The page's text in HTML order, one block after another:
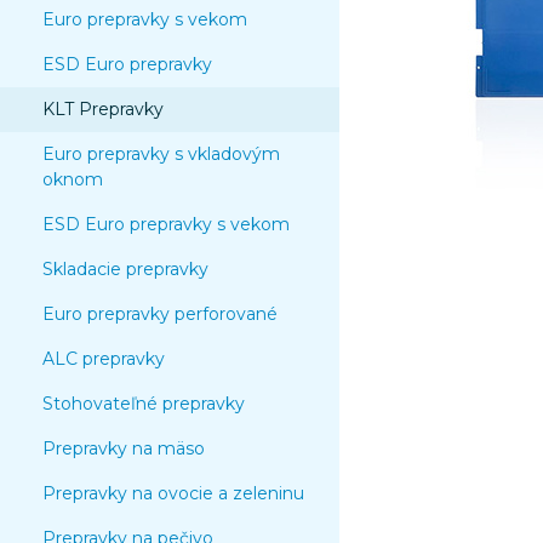
Euro prepravky s vekom
ESD Euro prepravky
KLT Prepravky
Euro prepravky s vkladovým
oknom
ESD Euro prepravky s vekom
Skladacie prepravky
Euro prepravky perforované
ALC prepravky
Stohovateľné prepravky
Prepravky na mäso
Prepravky na ovocie a zeleninu
Prepravky na pečivo